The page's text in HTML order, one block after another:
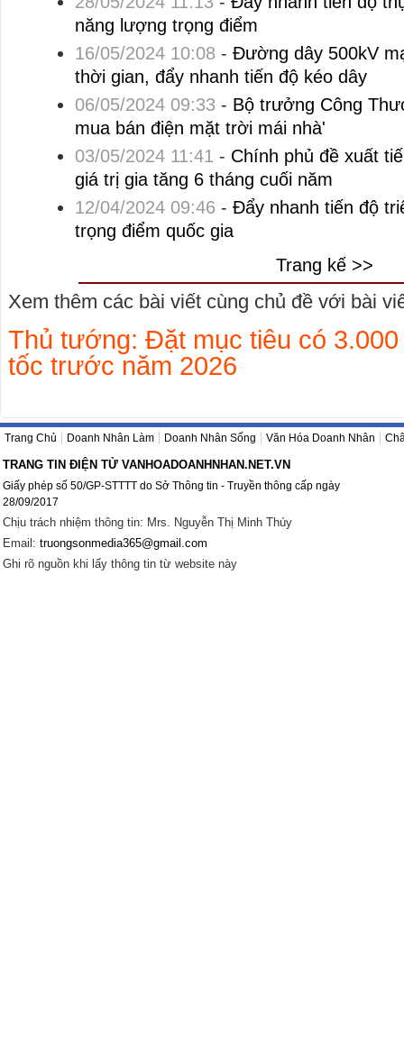
năng lượng trọng điểm
16/05/2024 10:08 - Đường dây 500kV
thời gian, đẩy nhanh tiến độ kéo dây
06/05/2024 09:33 - Bộ trưởng Công
mua bán điện mặt trời mái nhà'
03/05/2024 11:41 - Chính phủ đề xuất
giá trị gia tăng 6 tháng cuối năm
12/04/2024 09:46 - Đẩy nhanh tiến độ
trọng điểm quốc gia
Trang kế >>
Xem thêm các bài viết cùng chủ đề với bài
Thủ tướng: Đặt mục tiêu có
tốc trước năm 2026
Trang Chủ Doanh Nhân Làm Doanh Nhân Sống Văn Hóa Doanh Nhân
TRANG TIN ĐIỆN TỬ VANHOADOANHNHAN.NET.VN
Giấy phép số 50/GP-STTTT do Sở Thông tin - Truyền thông cấp ngày
28/09/2017
Chịu trách nhiệm thông tin: Mrs. Nguyễn Thị Minh Thúy
Email: truongsonmedia365@gmail.com
Ghi rõ nguồn khi lấy thông tin từ website này